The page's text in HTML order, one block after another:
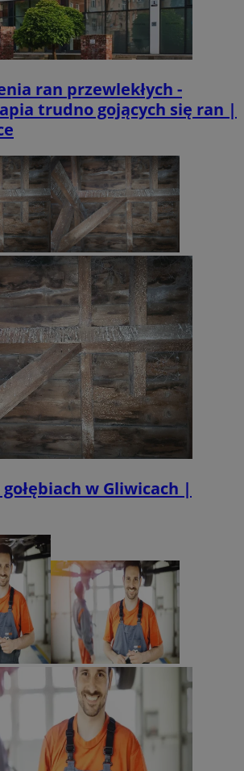
ran przewlekłych -
trudno gojących się ran |
w Gliwicach |